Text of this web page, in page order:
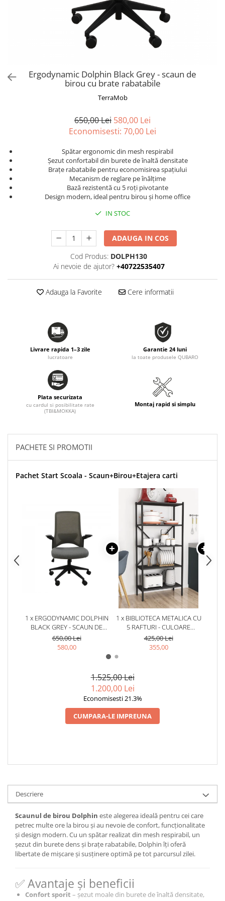
Ergodynamic Dolphin Black Grey - scaun de
birou cu brate rabatabile
TerraMob
650,00 Lei 580,00 Lei
Economisesti: 70,00 Lei
Spătar ergonomic din mesh respirabil
Șezut confortabil din burete de înaltă densitate
Brațe rabatabile pentru economisirea spațiului
Mecanism de reglare pe înălțime
Bază rezistentă cu 5 roți pivotante
Design modern, ideal pentru birou și home office
IN STOC
ADAUGA IN COS
Cod Produs: DOLPH130
Ai nevoie de ajutor? +40722535407
Adauga la Favorite Cere informatii
Livrare rapida 1–3 zile
lucratoare
Garantie 24 luni
la toate produsele QUBARO
Plata securizata
cu cardul si posibilitate rate
(TBI&MOKKA)
Montaj rapid si simplu
PACHETE SI PROMOTII
Pachet Start Scoala - Scaun+Birou+Etajera carti
1 x ERGODYNAMIC DOLPHIN
BLACK GREY - SCAUN DE
BIROU CU BRATE RABATABILE
650,00 Lei
580,00
1 x BIBLIOTECA METALICA CU
5 RAFTURI - CULOARE
ANTRACIT, 158X66X35
425,00 Lei
355,00
1.525,00 Lei
1.200,00 Lei
Economisesti 21.3%
CUMPARA-LE IMPREUNA
Descriere
Scaunul de birou Dolphin este alegerea ideală pentru cei care
petrec multe ore la birou și au nevoie de confort, funcționalitate
și design modern. Cu un spătar realizat din mesh respirabil, un
șezut din burete dens și brațe rabatabile, Dolphin îți oferă
libertate de mișcare și susținere optimă pe tot parcursul zilei.
✅ Avantaje și beneficii
Confort sporit – șezut moale din burete de înaltă densitate,